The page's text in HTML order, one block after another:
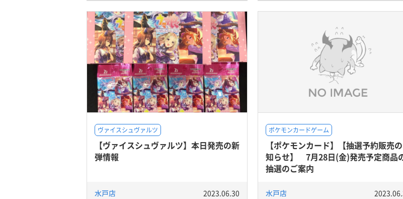
ヴァイスシュヴァルツ
【ヴァイスシュヴァルツ】本日発売の新
弾情報
水戸店 2023.06.30
ポケモンカードゲーム
【ポケモンカード】【抽選予約販売
知らせ】 7月28日(金)発売予定商品
抽選のご案内
水戸店